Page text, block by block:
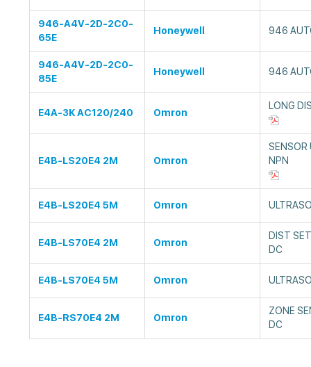
946-A4V-2D-2C0-
65E
Honeywell 946
946-A4V-2D-2C0-
85E
Honeywell 946
E4A-3K AC120/240 Omron
LONG
E4B-LS20E4 2M Omron
NPN
E4B-LS20E4 5M Omron
E4B-LS70E4 2M Omron
DIST
DC
E4B-LS70E4 5M Omron
E4B-RS70E4 2M Omron
ZONE
DC